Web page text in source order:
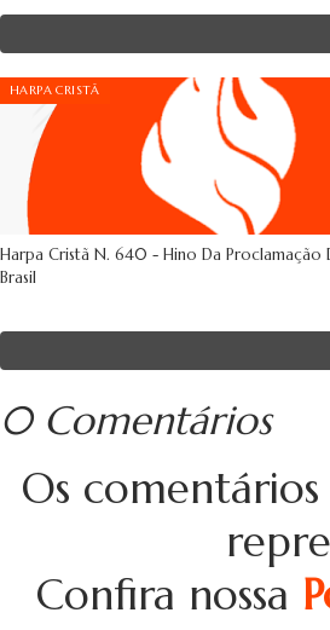
HARPA CRISTÃ
Harpa Cristã N. 640 - Hino Da Proclamação
Brasil
0 Comentários
Os
Confira nossa